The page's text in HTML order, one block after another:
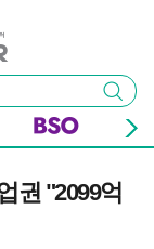
검색
권 "2099억